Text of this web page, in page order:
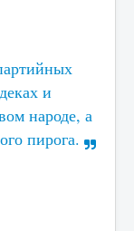
и
народе, а
пирога.